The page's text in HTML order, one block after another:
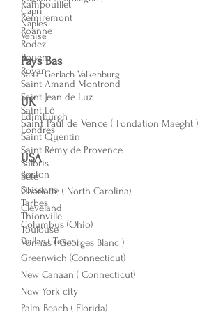
Rambouillet
Remiremont
Roanne
Rodez
Rouen
Royan
Saint Amand Montrond
Saint Jean de Luz
Saint Lô
Saint Paul de Vence ( Fondation Maeght )
Saint Quentin
Saint Rémy de Provence
Salbris
Sète
Soissons
Tarbes
Thionville
Toulouse
Vonnas ( Georges Blanc )
Capri
Naples
Venise
Pays Bas
Sankt Gerlach Valkenburg
UK
Edimburgh
Londres
USA
Boston
Charlotte ( North Carolina)
Cleveland
Columbus (Ohio)
Dallas ( Texas)
Greenwich (Connecticut)
New Canaan ( Connecticut)
New York city
Palm Beach ( Florida)